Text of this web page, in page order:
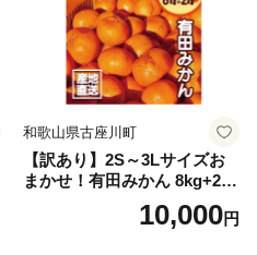
和歌山県古座川町
【訳あり】2S～3Lサイズお
まかせ！有田みかん 8kg+2kg
保証分 11月から12月下旬ま
でに順次発送致します。 / 訳
10,000円